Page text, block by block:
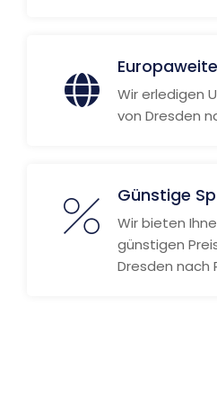
Wir erledigen
von Dresden
Günstige
Wir bieten
günstigen
Dresden nach